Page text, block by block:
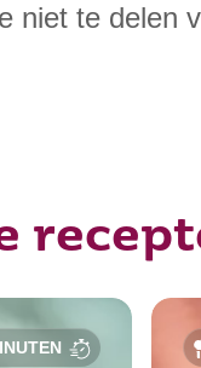
niet te delen